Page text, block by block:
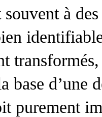
à
base d’une
purement